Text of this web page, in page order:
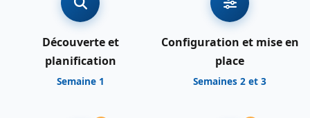
Découverte et
planification
Semaine 1
Configuration et mise en
place
Semaines 2 et 3